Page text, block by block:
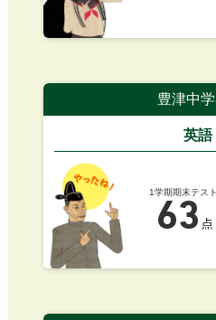
豊津中
英語
1学期期末テスト
63 点